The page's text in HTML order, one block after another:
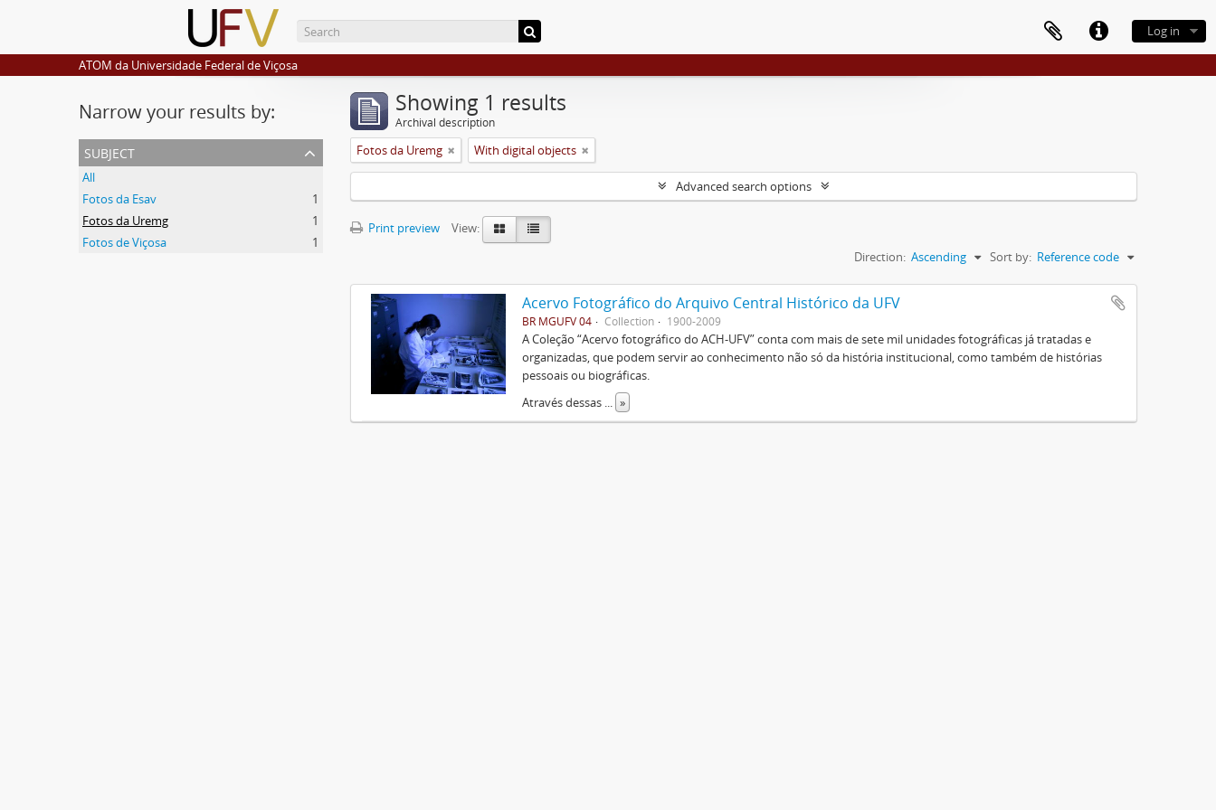
Log in
ATOM da Universidade Federal de Viçosa
Narrow your results by:
subject
All
Fotos da Esav
1
Fotos da Uremg
1
Fotos de Viçosa
1
Showing 1 results
Archival description
Fotos da Uremg With digital objects
Advanced search options
Print preview
View:
Sort by: Reference code
Direction: Ascending
Acervo Fotográfico do Arquivo Central Histórico da UFV
BR MGUFV 04 Collection 1900-2009
A Coleção “Acervo fotográfico do ACH-UFV” conta com mais de sete mil unidades fotográficas já tratadas e
organizadas, que podem servir ao conhecimento não só da história institucional, como também de histórias
pessoais ou biográficas.
Através dessas
»